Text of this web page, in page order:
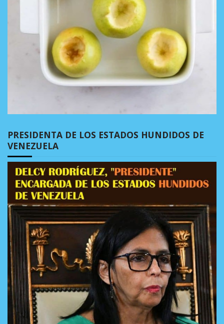
PRESIDENTA DE LOS ESTADOS HUNDIDOS DE
VENEZUELA